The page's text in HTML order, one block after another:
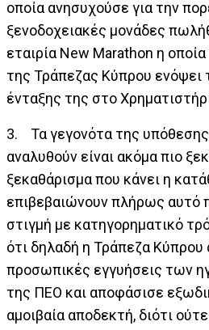
οποία ανησυχούσε για την
ξενοδοχειακές μονάδες
εταιρία New Marathon η
της Τράπεζας Κύπρου ενόψει
ένταξης της στο
3. Τα γεγονότα της
αναλυθούν είναι ακόμα πιο
ξεκαθάρισμα που κάνει η
επιβεβαιώνουν πλήρως αυτό
στιγμή με κατηγορηματικό
ότι δηλαδή η Τράπεζα
προσωπικές εγγυήσεις των
της ΠΕΟ και αποφάσισε
αμοιβαία αποδεκτή, διότι